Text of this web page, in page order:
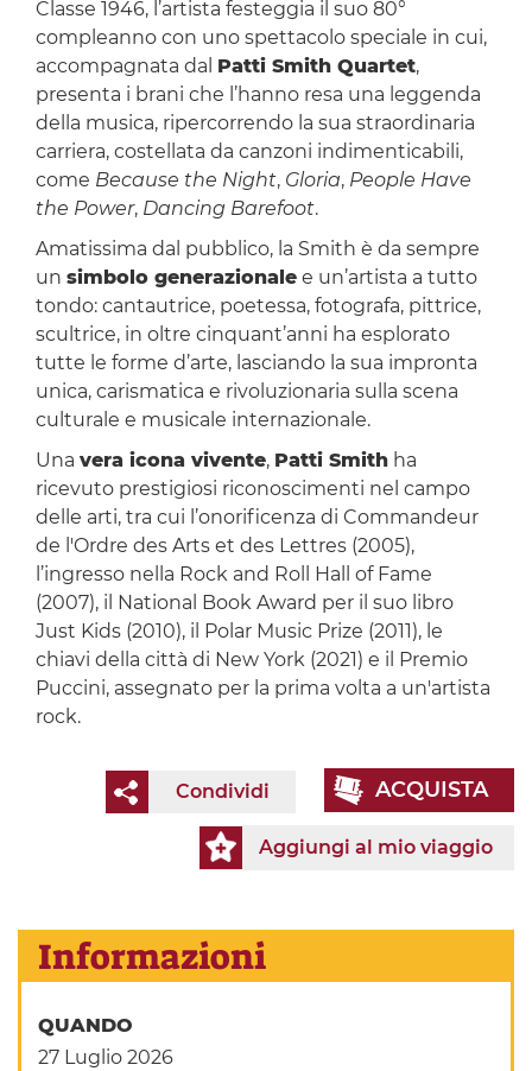
Classe 1946, l’artista festeggia il suo 80°
compleanno con uno spettacolo speciale in cui,
accompagnata dal Patti Smith Quartet,
presenta i brani che l’hanno resa una leggenda
della musica, ripercorrendo la sua straordinaria
carriera, costellata da canzoni indimenticabili,
come Because the Night, Gloria, People Have
the Power, Dancing Barefoot.
Amatissima dal pubblico, la Smith è da sempre
un simbolo generazionalee un’artista a tutto
tondo: cantautrice, poetessa, fotografa, pittrice,
scultrice, in oltre cinquant’anni ha esplorato
tutte le forme d’arte, lasciando la sua impronta
unica, carismatica e rivoluzionaria sulla scena
culturale e musicale internazionale.
Una vera icona vivente, Patti Smithha
ricevuto prestigiosi riconoscimenti nel campo
delle arti, tra cui l’onorificenza di Commandeur
de l'Ordre des Arts et des Lettres (2005),
l’ingresso nella Rock and Roll Hall of Fame
(2007), il National Book Award per il suo libro
Just Kids (2010), il Polar Music Prize (2011), le
chiavi della città di New York (2021) e il Premio
Puccini, assegnato per la prima volta a un'artista
rock.
ACQUISTA
Condividi
Aggiungi al mio viaggio
Informazioni
QUANDO
27 Luglio 2026